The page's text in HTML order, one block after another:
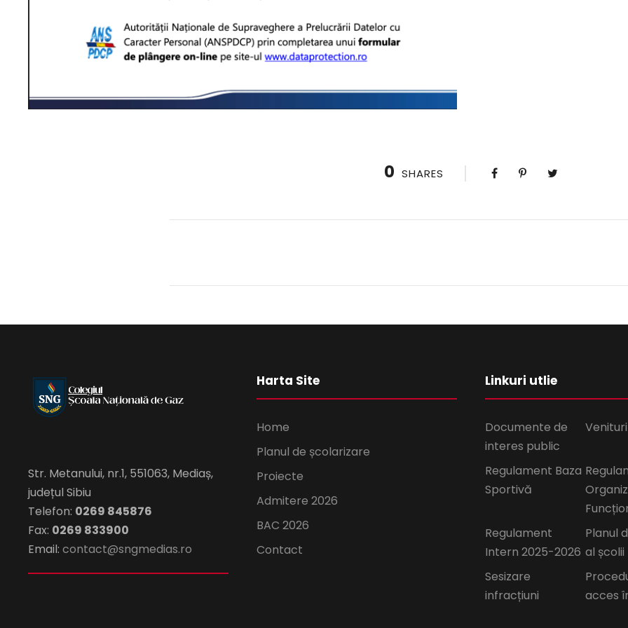
0 SHARES
Str. Metanului, nr.1, 551063, Mediaș,
județul Sibiu
Telefon: 0269 845876
Fax: 0269 833900
Email: contact@sngmedias.ro
Harta Site
Home
Planul de școlarizare
Proiecte
Admitere 2026
BAC 2026
Contact
Linkuri utlie
Documente de
interes public
Regulament Baza
Sportivă
Regulament
Intern 2025-2026
Planul
al școlii
Sesizare
infracțiuni
acces